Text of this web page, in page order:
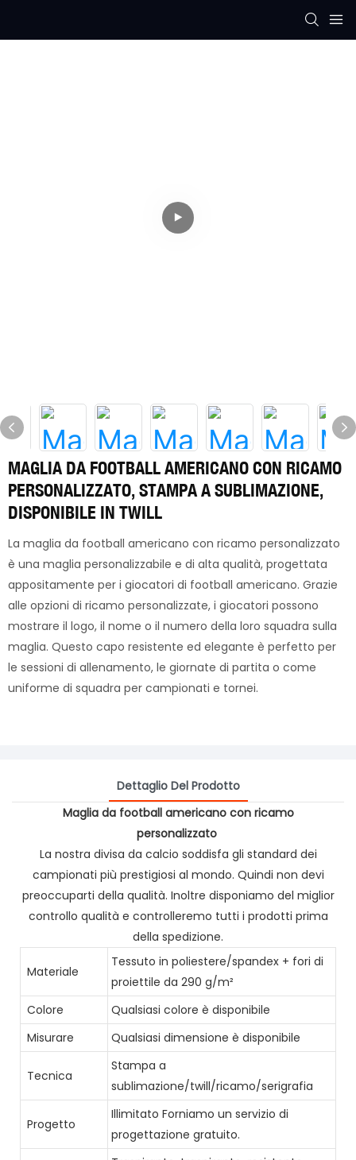
MAGLIA DA FOOTBALL AMERICANO CON RICAMO
PERSONALIZZATO, STAMPA A SUBLIMAZIONE,
DISPONIBILE IN TWILL
La maglia da football americano con ricamo personalizzato
è una maglia personalizzabile e di alta qualità, progettata
appositamente per i giocatori di football americano. Grazie
alle opzioni di ricamo personalizzate, i giocatori possono
mostrare il logo, il nome o il numero della loro squadra sulla
maglia. Questo capo resistente ed elegante è perfetto per
le sessioni di allenamento, le giornate di partita o come
uniforme di squadra per campionati e tornei.
Dettaglio Del Prodotto
Maglia da football americano con ricamo
personalizzato
La nostra divisa da calcio soddisfa gli standard dei
campionati più prestigiosi al mondo. Quindi non devi
preoccuparti della qualità. Inoltre disponiamo del miglior
controllo qualità e controlleremo tutti i prodotti prima
della spedizione.
Materiale
Tessuto in poliestere/spandex + fori di
proiettile da 290 g/m²
Colore
Qualsiasi colore è disponibile
Misurare
Qualsiasi dimensione è disponibile
Tecnica
Stampa a
sublimazione/twill/ricamo/serigrafia
Progetto
Illimitato Forniamo un servizio di
progettazione gratuito.